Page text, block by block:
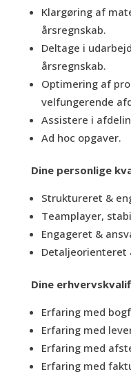
Klargøring af
årsregnskab.
Deltage i
årsregnskab.
Optimering af
velfungerende
Assistere i
Ad hoc opgaver.
Dine personlige
Struktureret &
Teamplayer,
Engageret &
Detaljeorienteret
Dine
Erfaring med
Erfaring med
Erfaring med
Erfaring med